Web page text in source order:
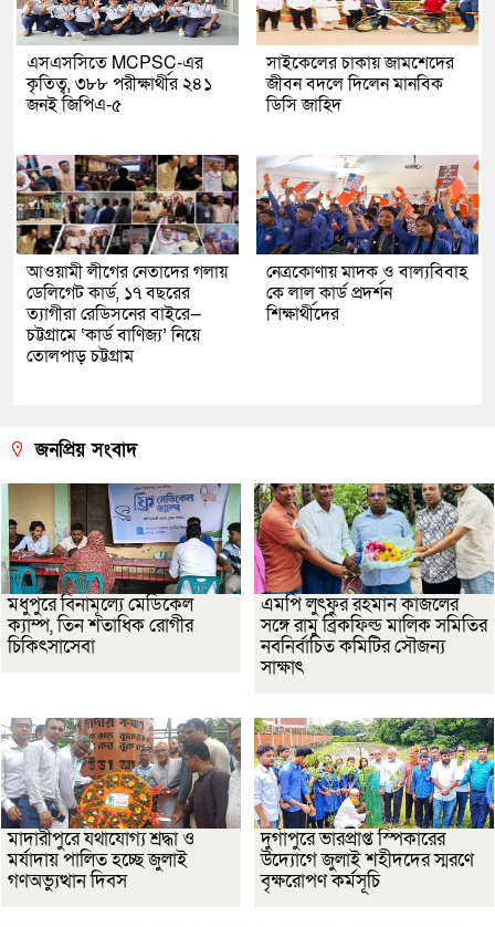
এসএসসিতে MCPSC-এর
কৃতিত্ব, ৩৮৮ পরীক্ষার্থীর ২৪১
জনই জিপিএ-৫
সাইকেলের চাকায় জামশেদের
জীবন বদলে দিলেন মানবিক
ডিসি জাহিদ
আওয়ামী লীগের নেতাদের গলায়
ডেলিগেট কার্ড, ১৭ বছরের
ত্যাগীরা রেডিসনের বাইরে—
চট্টগ্রামে ‘কার্ড বাণিজ্য’ নিয়ে
তোলপাড় চট্টগ্রাম
নেত্রকোণায় মাদক ও বাল্যবিবাহ
কে লাল কার্ড প্রদর্শন
শিক্ষার্থীদের
জনপ্রিয় সংবাদ
মধুপুরে বিনামূল্যে মেডিকেল
ক্যাম্প, তিন শতাধিক রোগীর
চিকিৎসাসেবা
এমপি লুৎফুর রহমান কাজলের
সঙ্গে রামু ব্রিকফিল্ড মালিক সমিতির
নবনির্বাচিত কমিটির সৌজন্য
সাক্ষাৎ
মাদারীপুরে যথাযোগ্য শ্রদ্ধা ও
মর্যাদায় পালিত হচ্ছে জুলাই
গণঅভ্যুত্থান দিবস
দুর্গাপুরে ভারপ্রাপ্ত স্পিকারের
উদ্যোগে জুলাই শহীদদের স্মরণে
বৃক্ষরোপণ কর্মসূচি